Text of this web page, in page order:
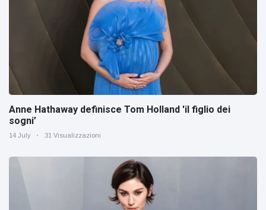
Anne Hathaway definisce Tom Holland 'il figlio dei
sogni’
14 July 31 Visualizzazioni